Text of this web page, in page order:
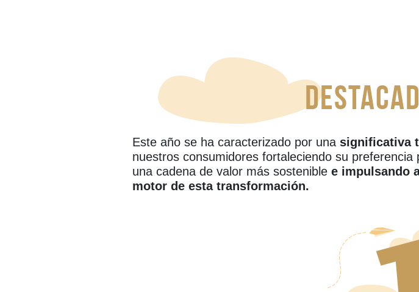
Este año se ha caracterizado por una significativa
nuestros consumidores fortaleciendo su
una cadena de valor más sostenible e impulsando
motor de esta transformación.